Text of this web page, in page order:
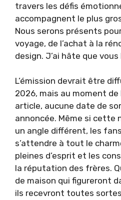
travers les défis
accompagnent le plus
Nous serons présents
voyage, de l’achat à la
design. J’ai hâte que
L’émission devrait être
2026, mais au moment
article, aucune date de
annoncée. Même si cette
un angle différent, les
s’attendre à tout le
pleines d’esprit et les
la réputation des frères.
de maison qui figureront
ils recevront toutes sortes